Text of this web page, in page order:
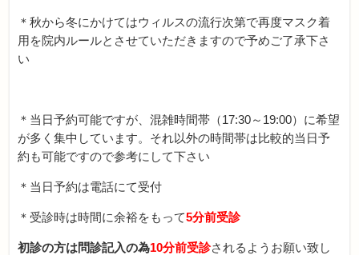
＊秋から冬にかけてはウィルスの流行次第で再度マスク着
用を院内ルールとさせていただきますので予めご了承下さ
い
＊当日予約可能ですが、混雑時間帯（17:30～19:00）に希望
が多く集中しています。それ以外の時間帯は比較的当日予
約も可能ですので参考にして下さい
＊当日予約は電話にて受付
＊受診時は時間に余裕をもって5分前受診
初診の方は問診記入の為10分前受診されるようお願い致し